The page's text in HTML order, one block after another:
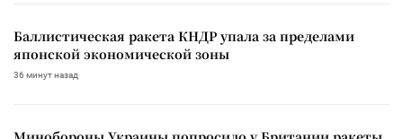
Баллистическая ракета КНДР упала за пределами
японской экономической зоны
36 минут назад